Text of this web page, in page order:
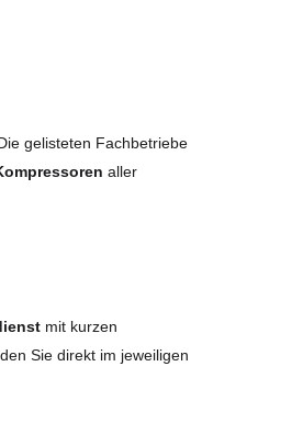
gelisteten Fachbetriebe
aller
mit kurzen
Sie direkt im jeweiligen